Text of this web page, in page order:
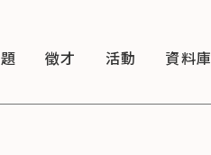
徵才 活動 資料庫